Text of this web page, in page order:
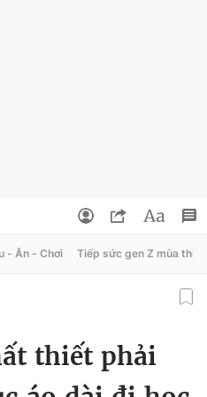
- Ăn - Chơi Tiếp sức gen Z mùa thi
thiết phải